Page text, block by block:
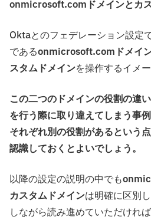
onmicrosoft.comドメインとカ
Oktaとのフェデレーション設定
であるonmicrosoft.comドメイ
スタムドメインを操作するイメー
この二つのドメインの役割の違
を行う際に取り違えてしまう事
それぞれ別の役割があるという
認識しておくとよいでしょう。
以降の設定の説明の中でも
カスタムドメインは明確に区別
しながら読み進めていただければ